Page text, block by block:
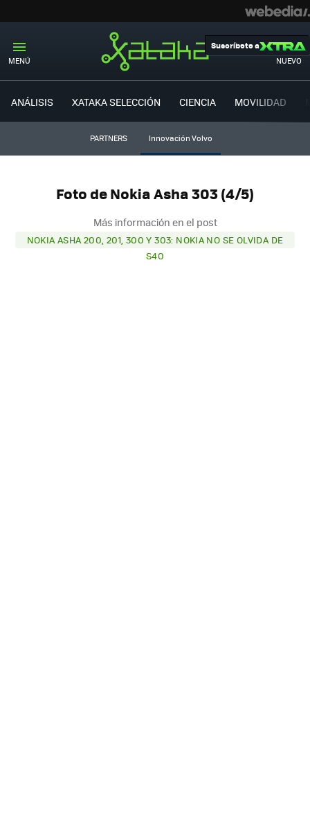
MENÚ NUEVO
Suscríbete a
ANÁLISIS XATAKA SELECCIÓN CIENCIA MOVILIDAD
PARTNERS Innovación Volvo
Foto de Nokia Asha 303 (4/5)
Más información en el post
NOKIA ASHA 200, 201, 300 Y 303: NOKIA NO SE OLVIDA DE
S40